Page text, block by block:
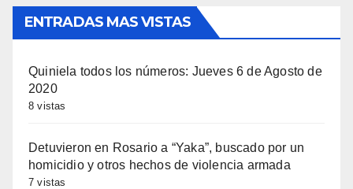
ENTRADAS MAS VISTAS
Quiniela todos los números: Jueves 6 de Agosto de
2020
8 vistas
Detuvieron en Rosario a “Yaka”, buscado por un
homicidio y otros hechos de violencia armada
7 vistas